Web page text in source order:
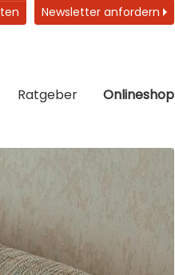
Newsletter anfordern
Ratgeber Onlineshop